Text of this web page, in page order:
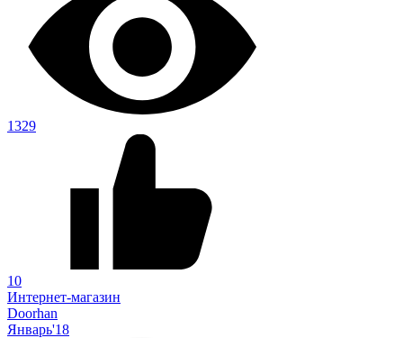
1329
10
Интернет-магазин
Doorhan
Январь'18